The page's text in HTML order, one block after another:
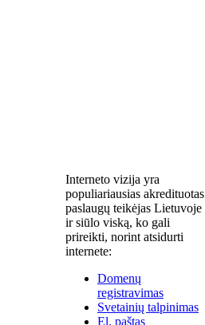
Interneto vizija yra
populiariausias akredituotas
paslaugų teikėjas Lietuvoje
ir siūlo viską, ko gali
prireikti, norint atsidurti
internete:
Domenų
registravimas
Svetainių talpinimas
El. paštas